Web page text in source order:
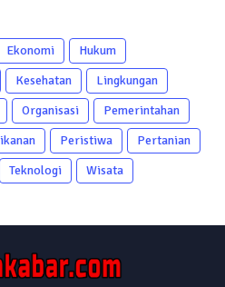
Ekonomi
Hukum
Kesehatan
Lingkungan
Organisasi
Pemerintahan
Peristiwa
Pertanian
Teknologi Wisata